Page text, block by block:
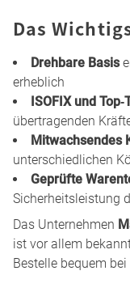
Das
Drehbare Basis
erheblich
ISOFIX und
übertragenden
Mitwachsendes
unterschiedlichen
Geprüfte
Sicherheitsleistung
Das Unternehmen
ist vor allem
Bestelle bequem